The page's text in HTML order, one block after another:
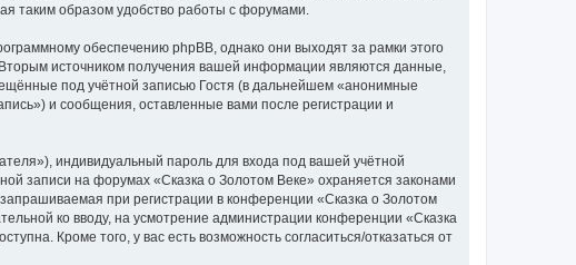
таким образом удобство работы с форумами.
обеспечению phpBB, однако они выходят за рамки этого
источником получения вашей информации являются данные,
под учётной записью Гостя (в дальнейшем «анонимные
и сообщения, оставленные вами после регистрации и
индивидуальный пароль для входа под вашей учётной
записи на форумах «Сказка о Золотом Веке» охраняется законами
при регистрации в конференции «Сказка о Золотом
ко вводу, на усмотрение администрации конференции «Сказка
Кроме того, у вас есть возможность согласиться/отказаться от